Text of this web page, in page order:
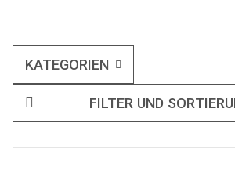
KATEGORIEN
FILTER UND